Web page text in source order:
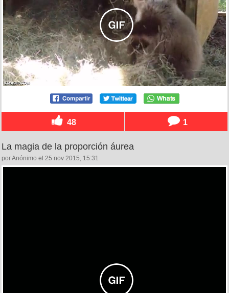
48 1
La magia de la proporción áurea
por Anónimo el 25 nov 2015, 15:31